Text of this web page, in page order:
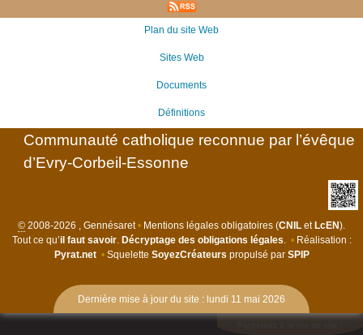
Plan du site Web
Sites Web
Documents
Définitions
Communauté catholique reconnue par l’évêque
d’Evry-Corbeil-Essonne
© 2008-2026 , Gennésaret • Mentions légales obligatoires (CNIL et LcEN).
Tout ce qu’il faut savoir. Décryptage des obligations légales. • Réalisation :
Pyrat.net •Squelette SoyezCréateurs propulsé par SPIP
Dernière mise à jour du site : lundi 11 mai 2026